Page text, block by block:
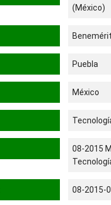
(México)
Puebla
México
08-2015
08-2015-